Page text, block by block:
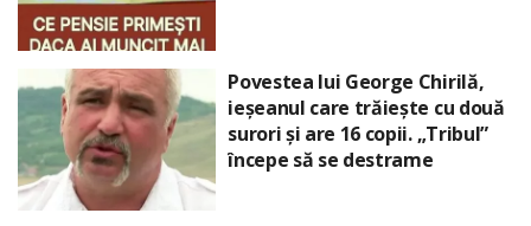
Povestea lui George Chirilă,
ieșeanul care trăiește cu două
surori și are 16 copii. „Tribul”
începe să se destrame